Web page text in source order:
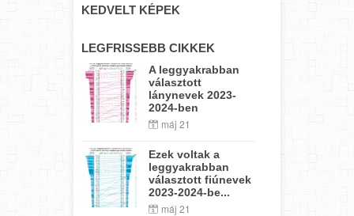
KEDVELT KÉPEK
LEGFRISSEBB CIKKEK
A leggyakrabban
választott
lánynevek 2023-
2024-ben
máj 21
Ezek voltak a
leggyakrabban
választott fiúnevek
2023-2024-be...
máj 21